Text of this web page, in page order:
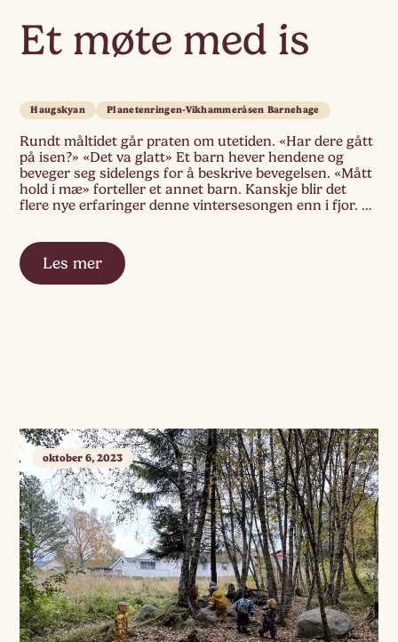
Et møte med is
Haugskyan Planetenringen-Vikhammeråsen Barnehage
Rundt måltidet går praten om utetiden. «Har dere gått
på isen?» «Det va glatt» Et barn hever hendene og
beveger seg sidelengs for å beskrive bevegelsen. «Mått
hold i mæ» forteller et annet barn. Kanskje blir det
flere nye erfaringer denne vintersesongen enn i fjor. Vi
Les mer
oktober 6, 2023